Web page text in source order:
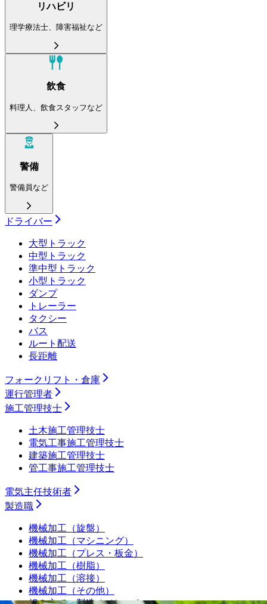
リハビリ
理学療法士、障害福祉など
飲食
料理人、飲食スタッフなど
警備
警備員など
ドライバー
大型トラック
中型トラック
準中型トラック
小型トラック
ダンプ
トレーラー
タクシー
バス
ルート配送
長距離
フォークリフト・倉庫
運行管理者
施工管理技士
土木施工管理技士
電気工事施工管理技士
建築施工管理技士
管工事施工管理技士
電気主任技術者
製造職
機械加工（旋盤）
機械加工（マシニング）
機械加工（プレス・板金）
機械加工（樹脂）
機械加工（溶接）
機械加工（その他）